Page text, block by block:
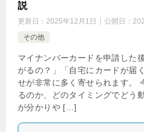
説
更新日： 2025年12月1日 公開日：
その他
マイナンバーカードを申請した
がるの？」「自宅にカードが届
せが非常に多く寄せられます。
るのか、どのタイミングでどう
が分かりや […]